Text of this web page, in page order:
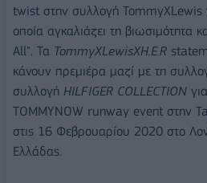
twist στην συλλογή TommyXLewis
οποία αγκαλιάζει τη βιωσιμότητα
All". Τα TommyXLewisXH.E.R
κάνουν πρεμιέρα μαζί με τη
συλλογή HILFIGER COLLECTION
TOMMYNOW runway event στην
στις 16 Φεβρουαρίου 2020 στο
Ελλάδας.